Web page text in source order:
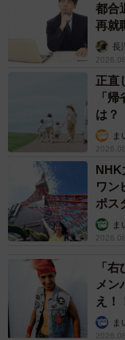
都合
再就
アカ
長
正直
「
は？
ま
NHK
ワン
ポス
ま
「
メン
え！
ま